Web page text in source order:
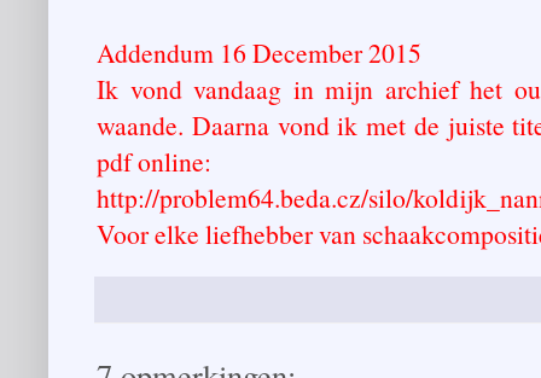
Addendum 16 December 2015
Ik vond vandaag in mijn archief het
waande. Daarna vond ik met de juiste
pdf online:
http://problem64.beda.cz/silo/
Voor elke liefhebber van